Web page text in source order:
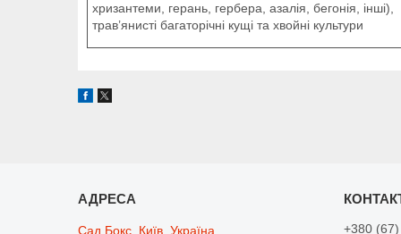
хризантеми, герань, гербера, азалія, бегонія, інші),
трав’янисті багаторічні кущі та хвойні культури
Сад Бокс, Київ, Україна +380